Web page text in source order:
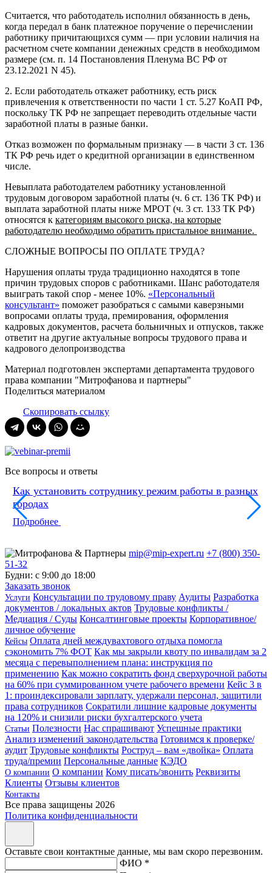
Считается, что работодатель исполнил обязанность в день,
когда передал в банк платежное поручение о перечислении
работнику причитающихся сумм — при условии наличия на
расчетном счете компании денежных средств в необходимом
размере (см. п. 14 Постановления Пленума ВС РФ от
23.12.2021 N 45).
2. Если работодатель откажет работнику, есть риск
привлечения к ответственности по части 1 ст. 5.27 КоАП РФ,
поскольку ТК РФ не запрещает переводить отдельные части
заработной платы в разные банки.
Отказ возможен по формальным признаку — в части 3 ст. 136
ТК РФ речь идет о кредитной организации в единственном
числе.
Невыплата работодателем работнику установленной
трудовым договором заработной платы (ч. 6 ст. 136 ТК РФ) и
выплата заработной платы ниже МРОТ (ч. 3 ст. 133 ТК РФ)
относятся к категориям высокого риска, на которые
работодателю необходимо обратить пристальное внимание.
СЛОЖНЫЕ ВОПРОСЫ ПО ОПЛАТЕ ТРУДА?
Нарушения оплаты труда традиционно находятся в топе
причин трудовых споров с работниками. Шанс работодателя
выиграть такой спор - менее 10%. «Персональный
консультант» поможет разобраться с самыми каверзными
вопросами оплаты труда, премирования, оформления
кадровых документов, расчета больничных и отпусков, также
ответит на другие актуальные вопросы трудового права и
кадрового делопроизводства
Материал подготовлен экспертами департамента трудового
права компании "Митрофанова и партнеры"
Поделиться материалом
Скопировать ссылку
Все вопросы и ответы
Как установить сотруднику режим работы в разных
городах
Подробнее
mip@mip-expert.ru +7 (800) 350-
51-32
Будни: с 9:00 до 18:00
Заказать звонок
Услуги Консультации по трудовому праву Аудиты Разработка
документов / локальных актов Трудовые конфликты /
Медиация / Суды Консалтинговые проекты Корпоративное/
личное обучение
Кейсы Оплата дней междувахтового отдыха помогла
сэкономить 7% ФОТ Как мы закрыли квоту по инвалидам за 2
месяца с перевыполнением плана: инструкция по
применению Как можно сократить фонд сверхурочной работы
на 60% при суммированном учете рабочего времени Кейс 3 в
1: проиндексировали зарплату, удержали персонал, защитили
права сотрудников Сократили лишние кадровые документы
на 120% и снизили риски бухгалтерского учета
Статьи Полезности Нас спрашивают Успешные практики
Анализ изменений законодательства Готовимся к проверке/
аудит Трудовые конфликты Роструд – вам «двойка» Оплата
труда/премии Персональные данные КЭДО
О компании О компании Кому писать/звонить Реквизиты
Клиенты Отзывы клиентов
Контакты
Все права защищены 2026
Политика конфиденциальности
Оставьте свои контактные данные, мы вам скоро перезвоним.
ФИО *